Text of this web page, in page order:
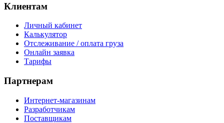
Клиентам
Личный кабинет
Калькулятор
Отслеживание / оплата груза
Онлайн заявка
Тарифы
Партнерам
Интернет-магазинам
Разработчикам
Поставщикам